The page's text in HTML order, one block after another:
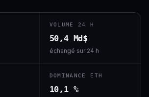
VOLUME 24 H
50,4 Md$
échangé sur 24 h
DOMINANCE ETH
10,1 %